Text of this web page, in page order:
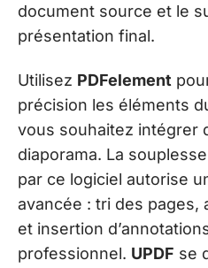
document source et le
présentation final.
Utilisez PDFelement
précision les éléments
vous souhaitez intégrer
diaporama. La
par ce logiciel autorise
avancée : tri des pages,
et insertion
professionnel. UPDF se